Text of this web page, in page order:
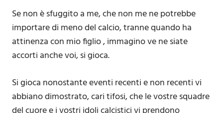
Se non è sfuggito a me, che non me ne potrebbe
importare di meno del calcio, tranne quando ha
attinenza con mio figlio , immagino ve ne siate
accorti anche voi, si gioca.
Si gioca nonostante eventi recenti e non recenti vi
abbiano dimostrato, cari tifosi, che le vostre squadre